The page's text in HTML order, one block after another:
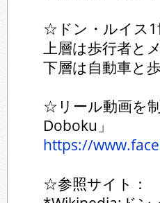
☆ドン・ルイス1
上層は歩行者と
下層は自動車と
☆リール動画を
Doboku」
https://
☆参照サイト：